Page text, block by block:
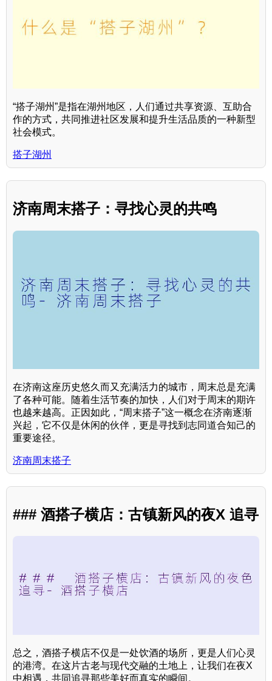
“搭子湖州”是指在湖州地区，人们通过共享资源、互助合
作的方式，共同推进社区发展和提升生活品质的一种新型
社会模式。
搭子湖州
济南周末搭子：寻找心灵的共鸣
在济南这座历史悠久而又充满活力的城市，周末总是充满
了各种可能。随着生活节奏的加快，人们对于周末的期许
也越来越高。正因如此，“周末搭子”这一概念在济南逐渐
兴起，它不仅是休闲的伙伴，更是寻找到志同道合知己的
重要途径。
济南周末搭子
### 酒搭子横店：古镇新风的夜X 追寻
总之，酒搭子横店不仅是一处饮酒的场所，更是人们心灵
的港湾。在这片古老与现代交融的土地上，让我们在夜X
中相遇，共同追寻那些美好而真实的瞬间。